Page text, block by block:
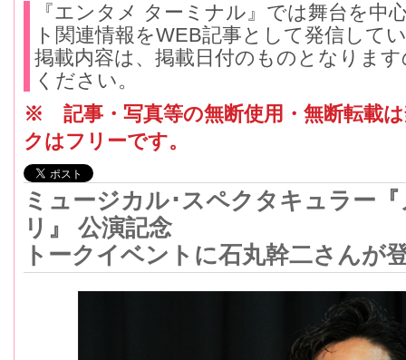
『エンタメ ターミナル』では舞台を中
ト関連情報をWEB記事として発信して
掲載内容は、掲載日付のものとなりま
ください。
※ 記事・写真等の無断使用・無断転載
クはフリーです。
ミュージカル･スペクタキュラー
リ』 公演記念
トークイベントに石丸幹二さんが